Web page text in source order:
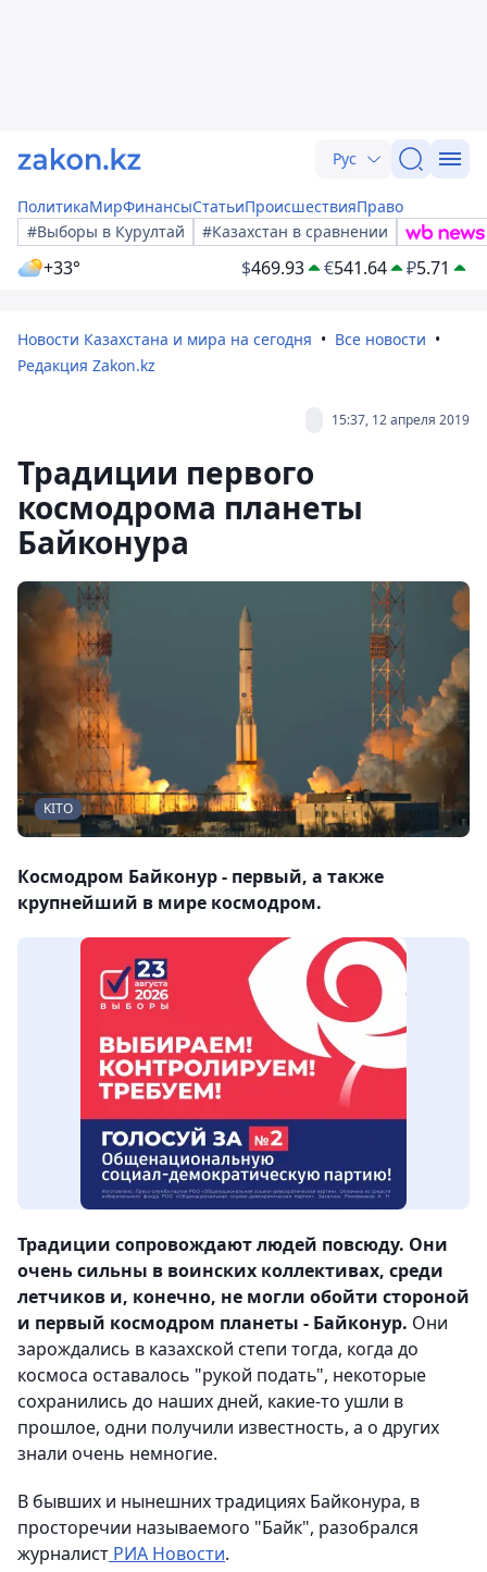
Рус
ПолитикаМирФинансыСтатьиПроисшествияПраво
#Выборы в Курултай
#Казахстан в сравнении
+33° $469.93 €541.64 ₽5.71
Новости Казахстана и мира на сегодня
Все новости
Редакция Zakon.kz
15:37, 12 апреля 2019
Традиции первого
космодрома планеты
Байконура
KITO
Космодром Байконур - первый, а также
крупнейший в мире космодром.
Традиции сопровождают людей повсюду. Они
очень сильны в воинских коллективах, среди
летчиков и, конечно, не могли обойти стороной
и первый космодром планеты - Байконур. Они
зарождались в казахской степи тогда, когда до
космоса оставалось "рукой подать", некоторые
сохранились до наших дней, какие-то ушли в
прошлое, одни получили известность, а о других
знали очень немногие.
В бывших и нынешних традициях Байконура, в
просторечии называемого "Байк", разобрался
журналист РИА Новости.